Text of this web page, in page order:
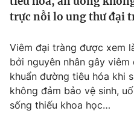
Tin tức
Câu chuyện quốc tế
Kinh tế
Tài chính
Thị trường
Góc doanh nghiệp
Dữ liệu và đời sống
Truyền hình
trực nỗi lo ung thư đại
Viêm đại tràng được xem
bởi nguyên nhân gây
khuẩn đường tiêu hóa khi
không đảm bảo vệ sinh,
sống thiếu khoa học…